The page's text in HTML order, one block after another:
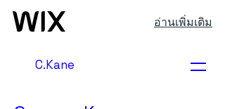
อ่านเพิ่มเติม